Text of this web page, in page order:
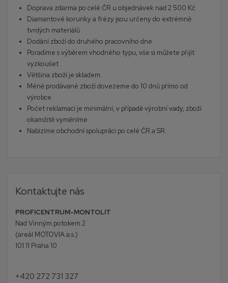
Doprava zdarma po celé ČR u objednávek nad 2 500 Kč
Diamantové korunky a frézy jsou určeny do extrémně
tvrdých materiálů
Dodání zboží do druhého pracovního dne
Poradíme s výběrem vhodného typu, vše si můžete přijít
vyzkoušet
Většina zboží je skladem.
Méně prodávané zboží dovezeme do 10 dnů přímo od
výrobce.
Počet reklamací je minimální, v případě výrobní vady, zboží
okamžitě vyměníme
Nabízíme obchodní spolupráci po celé ČR a SR.
Kontaktujte nás
PROFICENTRUM-MONTOLIT
Nad Vinným potokem 2
(areál MOTOVIA a.s.)
101 11 Praha 10
+420 272 731 327